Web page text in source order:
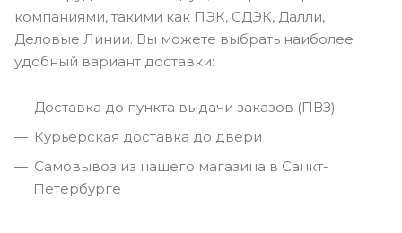
компаниями, такими как ПЭК, СДЭК, Далли,
Деловые Линии. Вы можете выбрать наиболее
удобный вариант доставки:
Доставка до пункта выдачи заказов (ПВЗ)
Курьерская доставка до двери
Самовывоз из нашего магазина в Санкт-
Петербурге